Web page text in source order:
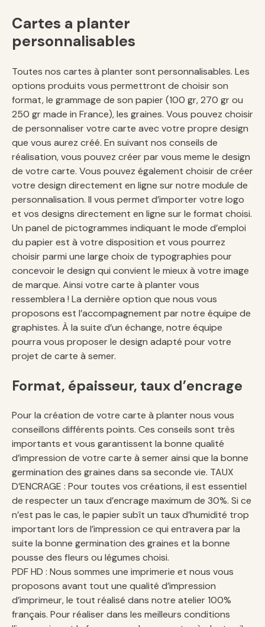
Cartes a planter
personnalisables
Toutes nos cartes à planter sont personnalisables. Les
options produits vous permettront de choisir son
format, le grammage de son papier (100 gr, 270 gr ou
250 gr made in France), les graines. Vous pouvez choisir
de personnaliser votre carte avec votre propre design
que vous aurez créé. En suivant nos conseils de
réalisation, vous pouvez créer par vous meme le design
de votre carte. Vous pouvez également choisir de créer
votre design directement en ligne sur notre module de
personnalisation. Il vous permet d’importer votre logo
et vos designs directement en ligne sur le format choisi.
Un panel de pictogrammes indiquant le mode d’emploi
du papier est à votre disposition et vous pourrez
choisir parmi une large choix de typographies pour
concevoir le design qui convient le mieux à votre image
de marque. Ainsi votre carte à planter vous
ressemblera ! La dernière option que nous vous
proposons est l’accompagnement par notre équipe de
graphistes. À la suite d’un échange, notre équipe
pourra vous proposer le design adapté pour votre
projet de carte à semer.
Format, épaisseur, taux d’encrage
Pour la création de votre carte à planter nous vous
conseillons différents points. Ces conseils sont très
importants et vous garantissent la bonne qualité
d’impression de votre carte à semer ainsi que la bonne
germination des graines dans sa seconde vie. TAUX
D’ENCRAGE : Pour toutes vos créations, il est essentiel
de respecter un taux d’encrage maximum de 30%. Si ce
n’est pas le cas, le papier subît un taux d’humidité trop
important lors de l’impression ce qui entravera par la
suite la bonne germination des graines et la bonne
pousse des fleurs ou légumes choisi.
PDF HD : Nous sommes une imprimerie et nous vous
proposons avant tout une qualité d’impression
d’imprimeur, le tout réalisé dans notre atelier 100%
français. Pour réaliser dans les meilleurs conditions